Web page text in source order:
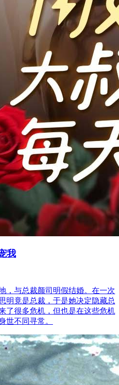
我
，与总裁颜司明假结婚。在一次
明竟是总裁，于是她决定隐藏总
了很多危机，但也是在这些危机
世不同寻常。